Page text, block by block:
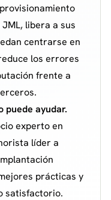
libera a sus
centrarse en
los errores
frente a
puede ayudar.
experto en
líder a
prácticas y
satisfactorio.